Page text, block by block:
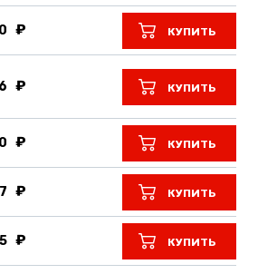
КУПИТЬ
КУПИТЬ
КУПИТЬ
КУПИТЬ
КУПИТЬ